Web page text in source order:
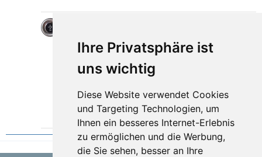
Ihre Privatsphäre ist
uns wichtig
Diese Website verwendet Cookies
und Targeting Technologien, um
Ihnen ein besseres Internet-Erlebnis
zu ermöglichen und die Werbung,
die Sie sehen, besser an Ihre
Hallo Sascha,
Danke für dein Interesse. Unser Mokka ist ein
1,4l Turbobenziner mit 140PS und Allradantrieb
(nicht permanent).
Er darf 1.200 kg ziehen (bis 8%)
Grüße, Mathias